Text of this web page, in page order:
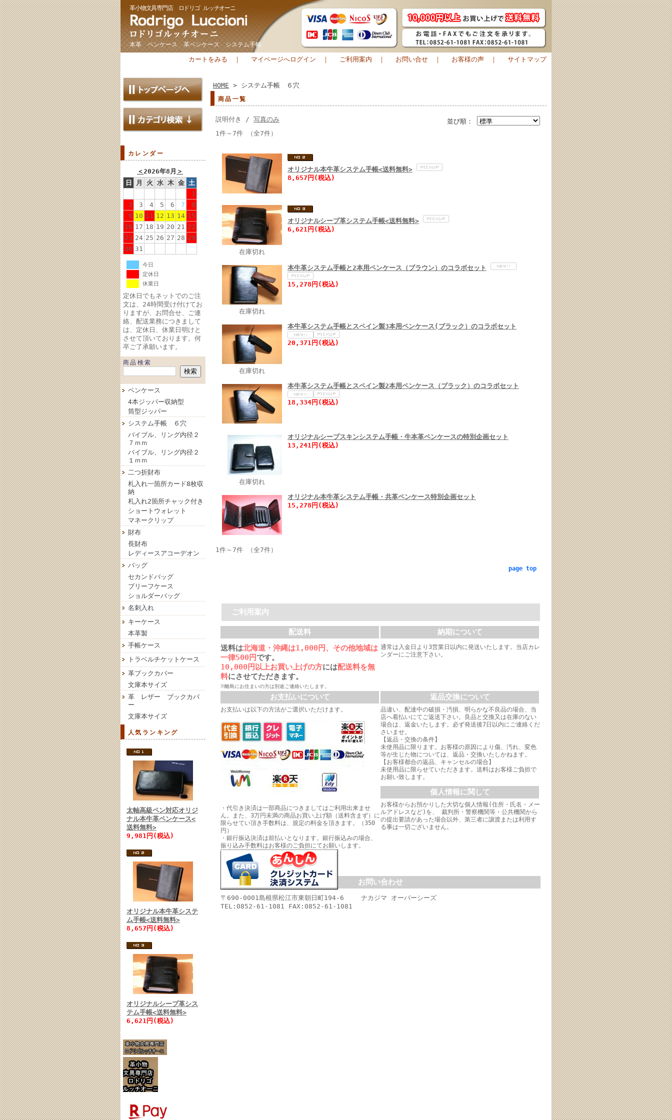
革小物文具専門店 ロドリゴ ルッチオーニ
本革 ペンケース 革ペンケース システム手帳
カートをみる ｜ マイページへログイン ｜ ご利用案内 ｜ お問い合せ ｜ お客様の声 ｜ サイトマップ
カレンダー
＜2026年8月 ＞
日
月 火 水 木 金 土
1
2
3 4 5 6 7
8
9 10 11 12 13 14 15
16 17 18 19 20 21 22
23 24 25 26 27 28 29
30 31
今日
定休日
休業日
定休日でもネットでのご注
文は、24時間受け付けてお
りますが、お問合せ、ご連
絡、配送業務につきまして
は、定休日、休業日明けと
させて頂いております。何
卒ご了承願います。
商品検索
ペンケース
4本ジッパー収納型
筒型ジッパー
システム手帳 ６穴
バイブル、リング内径２
７ｍｍ
バイブル、リング内径２
１ｍｍ
二つ折財布
札入れ一箇所カード8枚収
納
札入れ2箇所チャック付き
ショートウォレット
マネークリップ
財布
長財布
レディースアコーデオン
バッグ
セカンドバッグ
ブリーフケース
ショルダーバッグ
名刺入れ
キーケース
本革製
手帳ケース
トラベルチケットケース
革ブックカバー
文庫本サイズ
革 レザー ブックカバ
ー
文庫本サイズ
人気ランキング
太軸高級ペン対応オリジ
ナル本牛革ペンケース<
送料無料>
9,981円(税込)
オリジナル本牛革システ
ム手帳<送料無料>
8,657円(税込)
オリジナルシープ革シス
テム手帳<送料無料>
6,621円(税込)
HOME > システム手帳 ６穴
商品一覧
並び順：
説明付き / 写真のみ
1件～7件 （全7件）
オリジナル本牛革システム手帳<送料無料>
8,657円(税込)
在庫切れ
オリジナルシープ革システム手帳<送料無料>
6,621円(税込)
在庫切れ
本牛革システム手帳と2本用ペンケース（ブラウン）のコラボセット
15,278円(税込)
在庫切れ
本牛革システム手帳とスペイン製3本用ペンケース(ブラック）のコラボセット
20,371円(税込)
本牛革システム手帳とスペイン製2本用ペンケース（ブラック）のコラボセット
18,334円(税込)
在庫切れ
オリジナルシープスキンシステム手帳・牛本革ペンケースの特別企画セット
13,241円(税込)
オリジナル本牛革システム手帳・共革ペンケース特別企画セット
15,278円(税込)
1件～7件 （全7件）
page top
ご利用案内
配送料
送料は北海道・沖縄は1,000円、その他地域は
一律500円です。
10,000円以上お買い上げの方には配送料を無
料にさせてただきます。
※離島にお住まいの方は別途ご連絡いたします。
お支払いについて
お支払いは以下の方法がご選択いただけます。
・代引き決済は一部商品につきましてはご利用出来ませ
ん。また、3万円未満の商品お買い上げ額（送料含まず）に
限らせてい頂き手数料は、規定の料金を頂きます。（350
円）
・銀行振込決済は前払いとなります。銀行振込みの場合、
振り込み手数料はお客様のご負担にてお願いします。
納期について
通常は入金日より3営業日以内に発送いたします。当店カレ
ンダーにご注意下さい。
返品交換について
品違い、配達中の破損・汚損、明らかな不良品の場合、当
店へ着払いにてご返送下さい。良品と交換又は在庫のない
場合は、返金いたします。必ず発送後7日以内にご連絡くだ
さいませ。
【返品・交換の条件】
未使用品に限ります。お客様の原因により傷、汚れ、変色
等が生じた物については、返品・交換いたしかねます。
【お客様都合の返品、キャンセルの場合】
未使用品に限らせていただきます。送料はお客様ご負担で
お願い致します。
個人情報に関して
お客様からお預かりした大切な個人情報(住所・氏名・メー
ルアドレスなど)を、 裁判所・警察機関等・公共機関から
の提出要請があった場合以外、第三者に譲渡または利用す
る事は一切ございません。
お問い合わせ
〒690-0001島根県松江市東朝日町194-6 ナカジマ オーバーシーズ
TEL:0852-61-1081 FAX:0852-61-1081